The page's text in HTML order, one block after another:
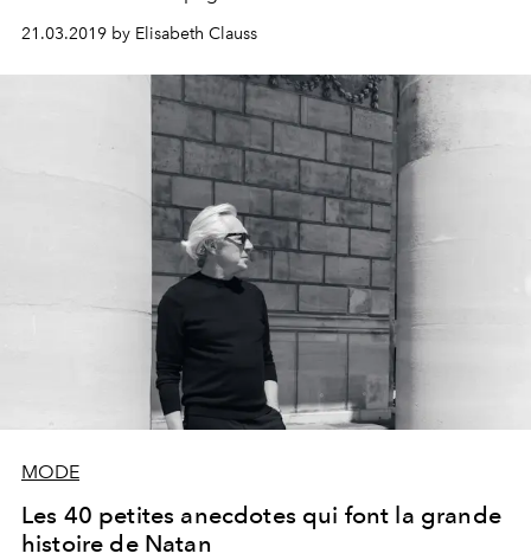
21.03.2019 by Elisabeth Clauss
MODE
Les 40 petites anecdotes qui font la grande
histoire de Natan